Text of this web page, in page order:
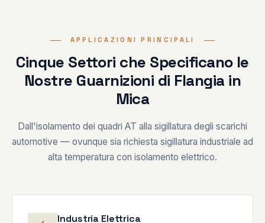
APPLICAZIONI PRINCIPALI
Cinque Settori che Specificano le
Nostre Guarnizioni di Flangia in
Mica
Dall'isolamento dei quadri AT alla sigillatura degli scarichi
automotive — ovunque sia richiesta sigillatura industriale ad
alta temperatura con isolamento elettrico.
Industria Elettrica